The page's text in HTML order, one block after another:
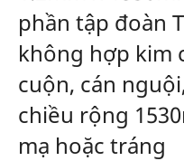
phần tập đoàn
không hợp kim
cuộn, cán
chiều rộng
mạ hoặc tráng